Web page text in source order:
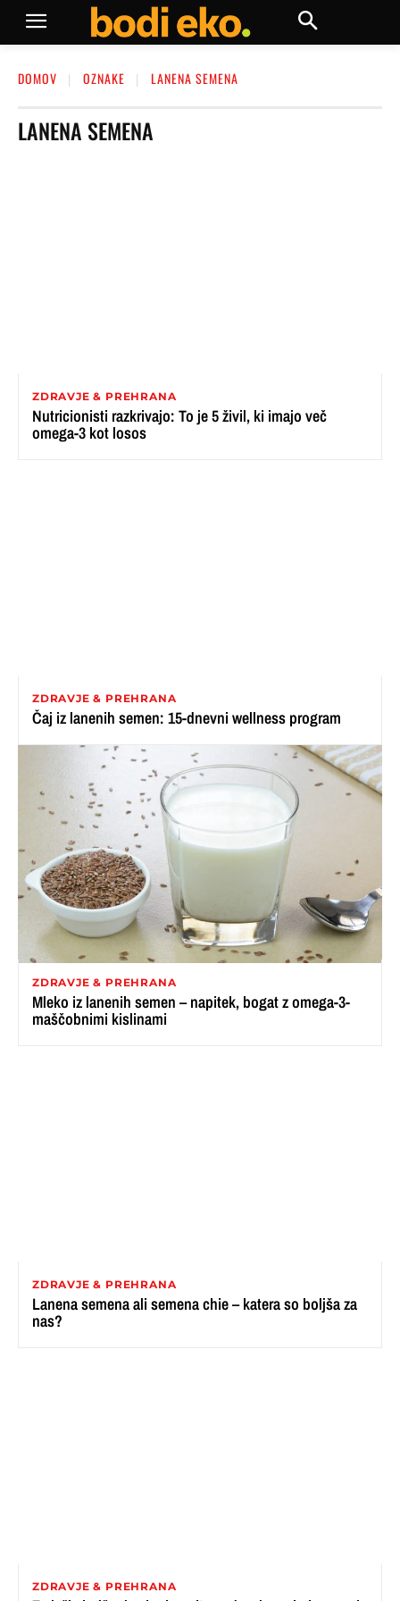
DOMOV OZNAKE LANENA SEMENA
LANENA SEMENA
ZDRAVJE & PREHRANA
Nutricionisti razkrivajo: To je 5 živil, ki imajo več
omega-3 kot losos
ZDRAVJE & PREHRANA
Čaj iz lanenih semen: 15-dnevni wellness program
ZDRAVJE & PREHRANA
Mleko iz lanenih semen – napitek, bogat z omega-3-
maščobnimi kislinami
ZDRAVJE & PREHRANA
Lanena semena ali semena chie – katera so boljša za
nas?
ZDRAVJE & PREHRANA